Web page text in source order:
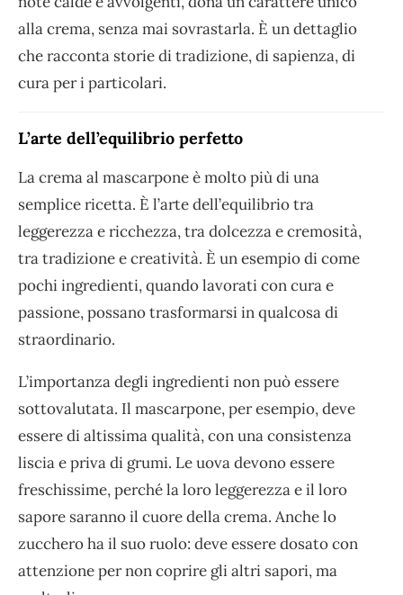
alla crema, senza mai sovrastarla. È un dettaglio
che racconta storie di tradizione, di sapienza, di
cura per i particolari.
L’arte dell’equilibrio perfetto
La crema al mascarpone è molto più di una
semplice ricetta. È l’arte dell’equilibrio tra
leggerezza e ricchezza, tra dolcezza e cremosità,
tra tradizione e creatività. È un esempio di come
pochi ingredienti, quando lavorati con cura e
passione, possano trasformarsi in qualcosa di
straordinario.
L’importanza degli ingredienti non può essere
sottovalutata. Il mascarpone, per esempio, deve
essere di altissima qualità, con una consistenza
liscia e priva di grumi. Le uova devono essere
freschissime, perché la loro leggerezza e il loro
sapore saranno il cuore della crema. Anche lo
zucchero ha il suo ruolo: deve essere dosato con
attenzione per non coprire gli altri sapori, ma